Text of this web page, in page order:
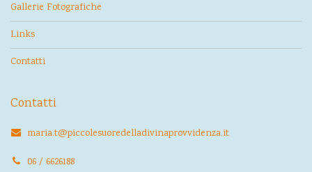
Gallerie Fotografiche
Links
Contatti
Contatti
maria.t@piccolesuoredelladivinaprovvidenza.it
06 / 6626188